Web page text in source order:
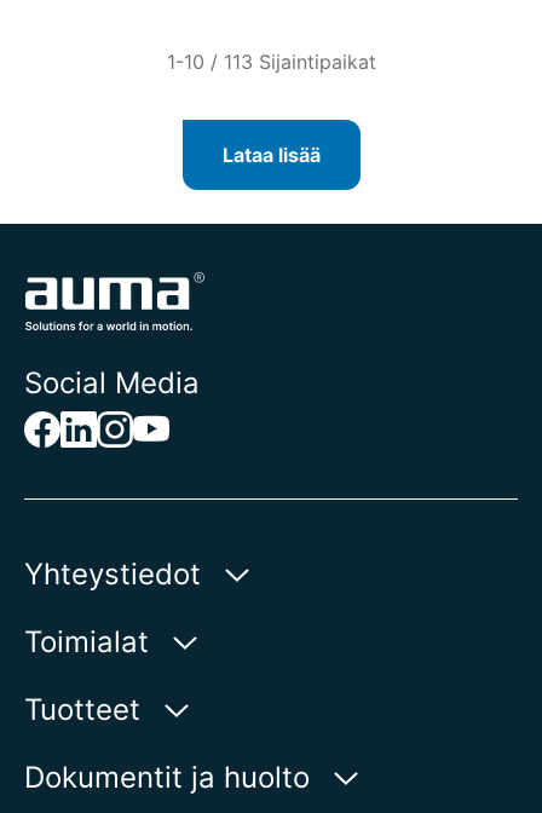
1-10 / 113 Sijaintipaikat
Lataa lisää
Social Media
Yhteystiedot
AUMA Riester
Aumastr 1
Näytä kartalla
Toimialat
Vesi
Tuotteet
Tuotehaku
Dokumentit ja huolto